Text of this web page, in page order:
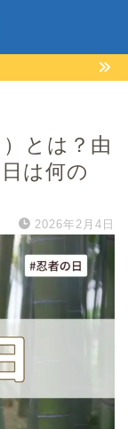
とは？由
は何の
2026年2月4日